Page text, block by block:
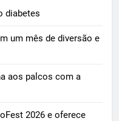
diabetes
um mês de diversão e
aos palcos com a
2026 e oferece